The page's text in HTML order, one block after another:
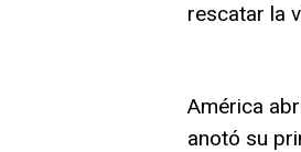
rescatar la
América
anotó su